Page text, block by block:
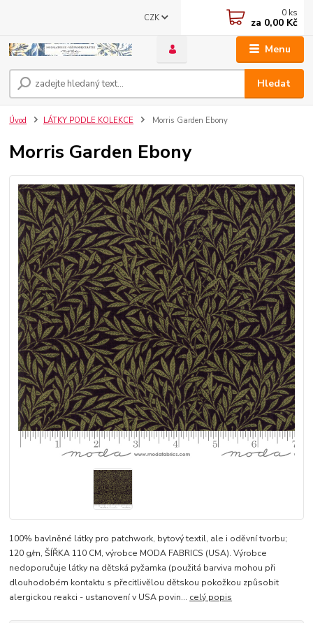
Menu
CZK
Hledat
0 ks
za 0,00 Kč
Úvod LÁTKY PODLE KOLEKCE Morris Garden Ebony
Morris Garden Ebony
100% bavlněné látky pro patchwork, bytový textil, ale i oděvní tvorbu;
120 g/m, ŠÍŘKA 110 CM, výrobce MODA FABRICS (USA). Výrobce
nedoporučuje látky na dětská pyžamka (použitá barviva mohou při
dlouhodobém kontaktu s přecitlivělou dětskou pokožkou způsobit
alergickou reakci - ustanovení v USA povin... celý popis